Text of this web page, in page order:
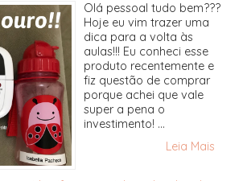
Olá pessoal tudo bem???
Hoje eu vim trazer uma
dica para a volta às
aulas!!! Eu conheci esse
produto recentemente e
fiz questão de comprar
porque achei que vale
super a pena o
investimento! ...
Leia Mais